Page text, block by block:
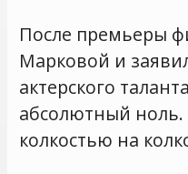
После премьеры
Марковой и
актерского
абсолютный ноль.
колкостью на